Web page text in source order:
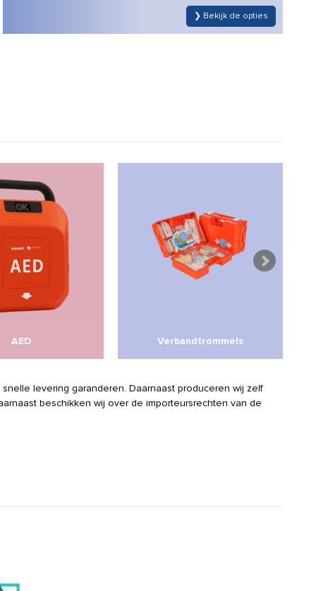
❯ Bekijk de opties
AED Verbandtrommels
levering garanderen. Daarnaast produceren wij zelf
beschikken wij over de importeursrechten van de